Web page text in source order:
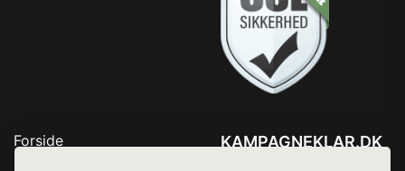
Forside
KAMPAGNEKLAR.DK